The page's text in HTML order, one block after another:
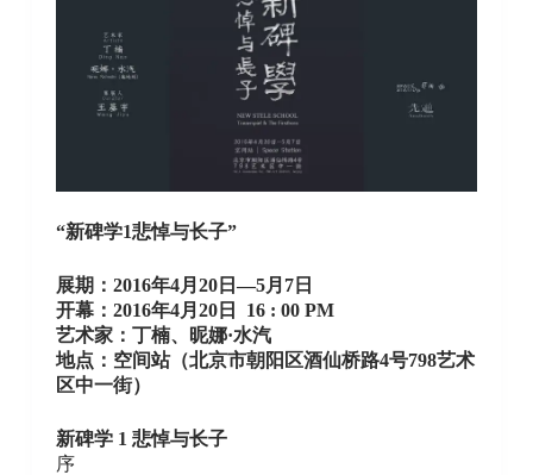
“新碑学1悲悼与长子”
展期：2016年4月20日—5月7日
开幕：2016年4月20日 16 : 00 PM
艺术家：丁楠、昵娜·水汽
地点：空间站（北京市朝阳区酒仙桥路4号798艺术
区中一街）
新碑学1 悲悼与长子
序